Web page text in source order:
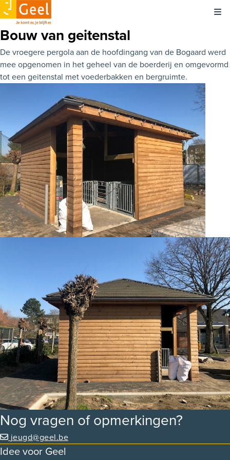
Bouw van geitenstal
De vroegere pergola aan de hoofdingang van de Bogaard werd
mee opgenomen in het geheel van de boerderij en omgevormd
tot een geitenstal met voederbakken en bergruimte.
Nog vragen of opmerkingen?
jeugd@geel.be
Idee voor Geel